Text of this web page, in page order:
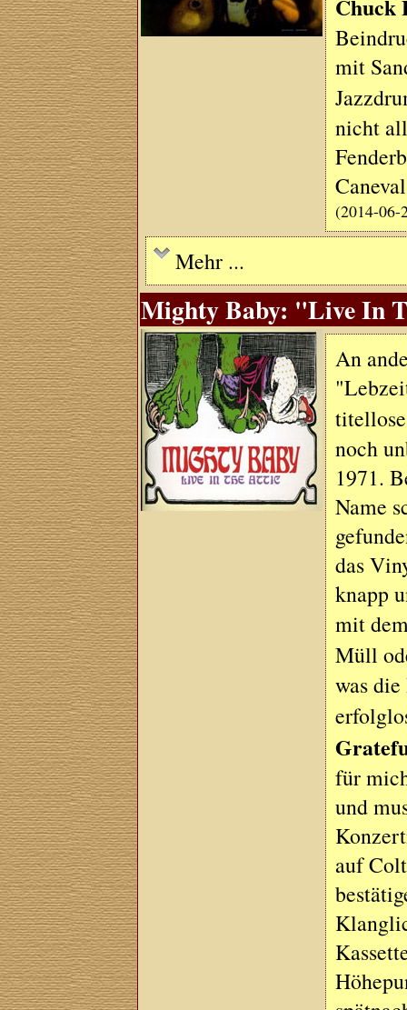
Chuck
mit
nicht
(2014-06-
Mehr ...
Mighty Baby: "Live In
An
noch
1971.
Name
das
knapp
mit
Müll
was
für
und
auf